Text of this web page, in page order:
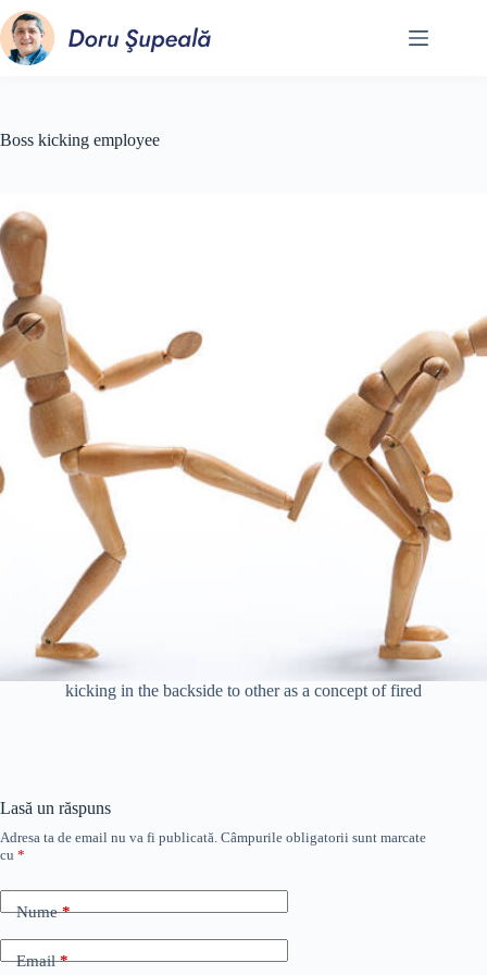
Sari
la
conținut
Boss kicking employee
kicking in the backside to other as a concept of fired
Lasă un răspuns
Adresa ta de email nu va fi publicată. Câmpurile obligatorii sunt marcate
cu *
Nume*
Email*